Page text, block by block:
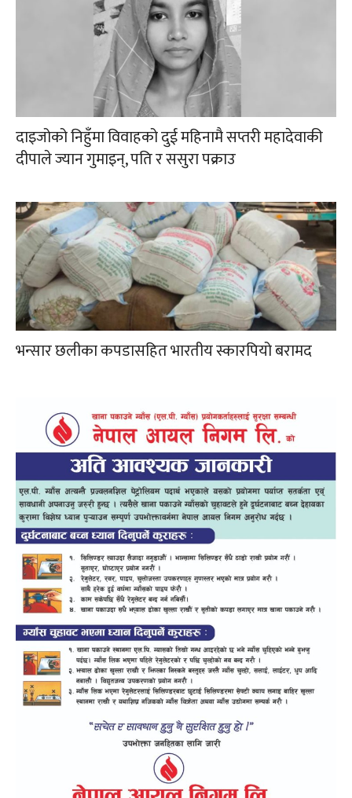
दाइजोको निहुँमा विवाहको दुई महिनामै सप्तरी महादेवाकी
दीपाले ज्यान गुमाइन्, पति र ससुरा पक्राउ
भन्सार छलीका कपडासहित भारतीय स्कारपियो बरामद